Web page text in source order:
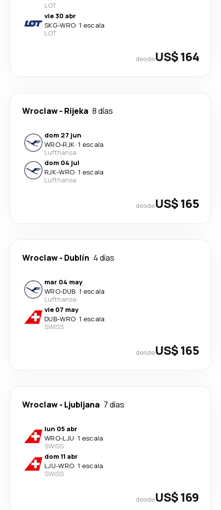
LOT
vie 30 abr
SKG-WRO· 1 escala
LOT
desdeUS$ 164
Wroclaw- Rijeka 8 días
dom 27 jun
WRO-RJK· 1 escala
Lufthansa
dom 04 jul
RJK-WRO· 1 escala
Lufthansa
desdeUS$ 165
Wroclaw- Dublín 4 días
mar 04 may
WRO-DUB· 1 escala
Lufthansa
vie 07 may
DUB-WRO· 1 escala
SWISS
desdeUS$ 165
Wroclaw- Ljubljana 7 días
lun 05 abr
WRO-LJU· 1 escala
SWISS
dom 11 abr
LJU-WRO· 1 escala
SWISS
desdeUS$ 169